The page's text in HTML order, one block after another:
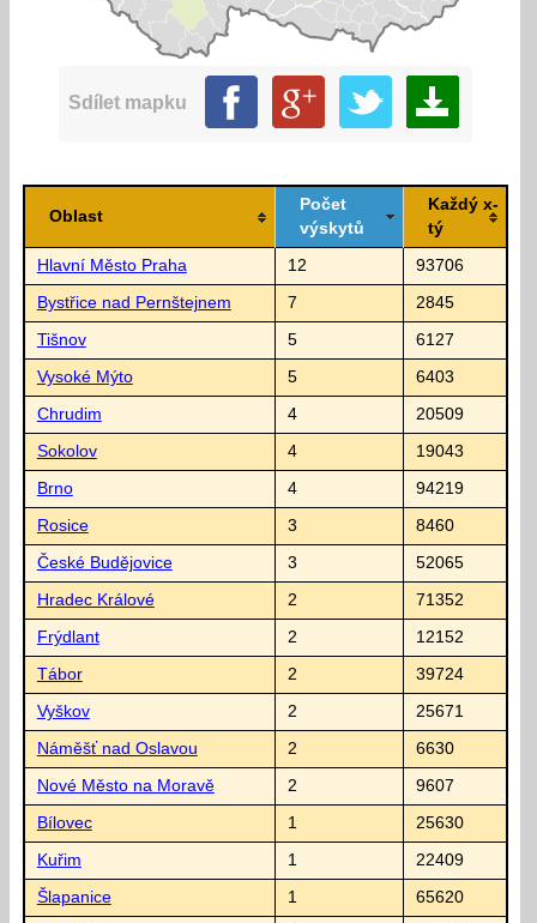
Sdílet mapku
Oblast
Počet
výskytů
Každý x-
tý
Hlavní Město Praha 12 93706
Bystřice nad Pernštejnem 7 2845
Tišnov 5 6127
Vysoké Mýto 5 6403
Chrudim 4 20509
Sokolov 4 19043
Brno 4 94219
Rosice 3 8460
České Budějovice 3 52065
Hradec Králové 2 71352
Frýdlant 2 12152
Tábor 2 39724
Vyškov 2 25671
Náměšť nad Oslavou 2 6630
Nové Město na Moravě 2 9607
Bílovec 1 25630
Kuřim 1 22409
Šlapanice 1 65620